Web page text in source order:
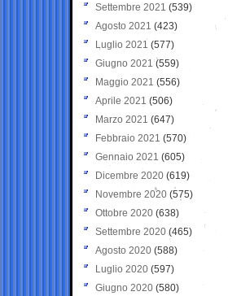
Settembre 2021 (539)
Agosto 2021 (423)
Luglio 2021 (577)
Giugno 2021(559)
Maggio 2021 (556)
Aprile 2021 (506)
Marzo 2021 (647)
Febbraio 2021 (570)
Gennaio 2021 (605)
Dicembre 2020 (619)
Novembre 2020 (575)
Ottobre 2020 (638)
Settembre 2020(465)
Agosto 2020 (588)
Luglio 2020 (597)
Giugno 2020 (580)